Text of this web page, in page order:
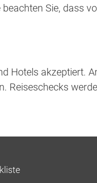
Sie, dass
Hotels akzeptiert.
Reiseschecks